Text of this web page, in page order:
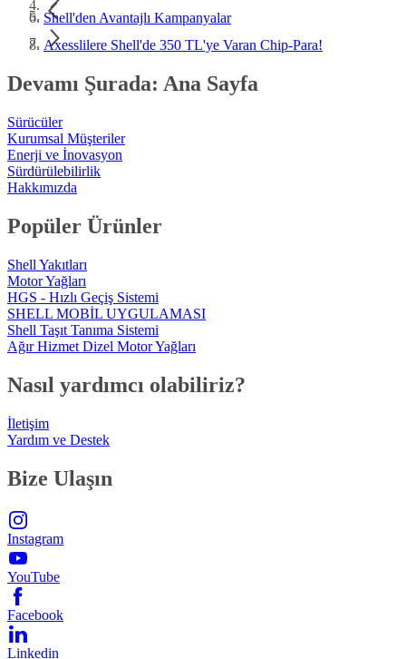
Shell'den Avantajlı Kampanyalar
Axesslilere Shell'de 350 TL'ye Varan Chip-Para!
Devamı Şurada: Ana Sayfa
Sürücüler
Kurumsal Müşteriler
Enerji ve İnovasyon
Sürdürülebilirlik
Hakkımızda
Popüler Ürünler
Shell Yakıtları
Motor Yağları
HGS - Hızlı Geçiş Sistemi
SHELL MOBİL UYGULAMASI
Shell Taşıt Tanıma Sistemi
Ağır Hizmet Dizel Motor Yağları
Nasıl yardımcı olabiliriz?
İletişim
Yardım ve Destek
Bize Ulaşın
Instagram
YouTube
Facebook
Linkedin